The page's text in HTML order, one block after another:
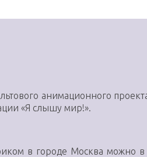
анимационного
«Я слышу мир!».
в городе Москва можно в